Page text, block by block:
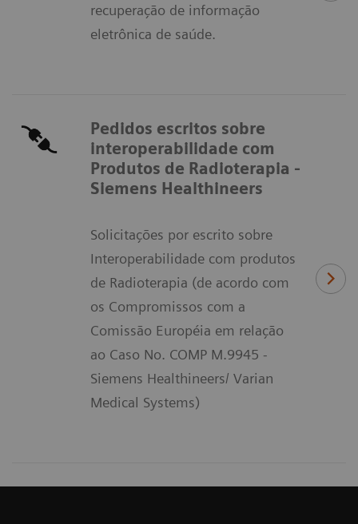
recuperação de informação
eletrônica de saúde.
Pedidos escritos sobre
interoperabilidade com
Produtos de Radioterapia -
Siemens Healthineers
Solicitações por escrito sobre
Interoperabilidade com produtos
de Radioterapia (de acordo com
os Compromissos com a
Comissão Européia em relação
ao Caso No. COMP M.9945 -
Siemens Healthineers/ Varian
Medical Systems)